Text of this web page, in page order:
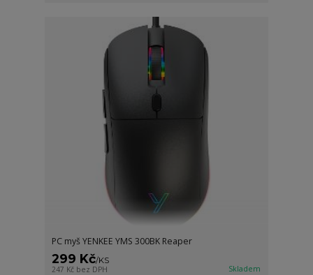
PC myš YENKEE YMS 300BK Reaper
299 Kč/KS
247 Kč bez DPH Skladem